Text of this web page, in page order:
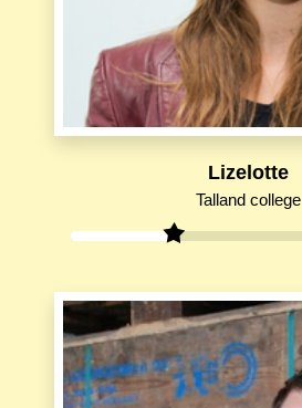
Lizelotte
Talland college